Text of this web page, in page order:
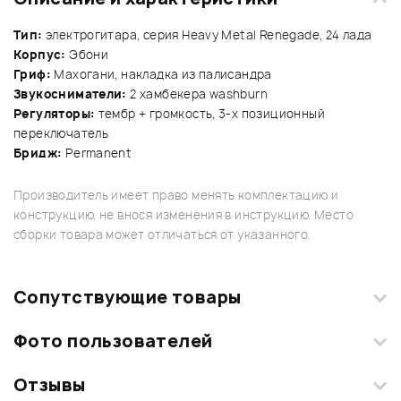
Тип: электрогитара, серия Heavy Metal Renegade, 24 лада
Корпус: Эбони
Гриф: Махогани, накладка из палисандра
Звукосниматели: 2 хамбекера washburn
Регуляторы: тембр + громкость, 3-х позиционный
переключатель
Бридж: Permanent
Производитель имеет право менять комплектацию и
конструкцию, не внося изменения в инструкцию. Место
сборки товара может отличаться от указанного.
Сопутствующие товары
Фото пользователей
Загрузите свои фотографии купленного товара и получите
Отзывы